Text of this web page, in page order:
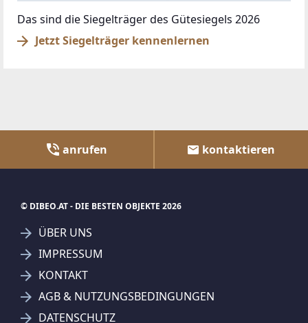
Das sind die Siegelträger des Gütesiegels 2026
Jetzt Siegelträger kennenlernen
anrufen kontaktieren
© DIBEO.AT - DIE BESTEN OBJEKTE 2026
ÜBER UNS
IMPRESSUM
KONTAKT
AGB & NUTZUNGSBEDINGUNGEN
DATENSCHUTZ